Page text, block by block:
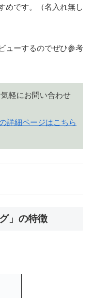
めです。（名入れ無し
ューするのでぜひ参考
軽にお問い合わせ
詳細ページはこちら
」の特徴